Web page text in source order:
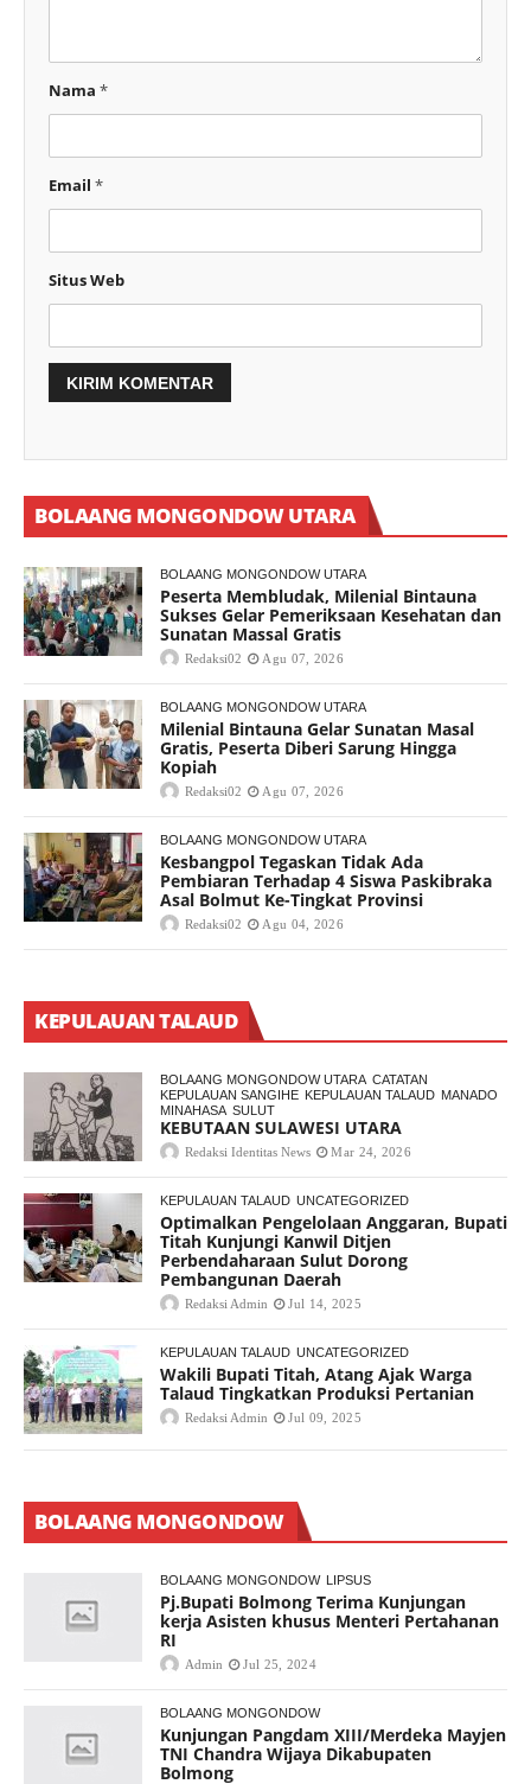
Nama *
Email *
Situs Web
BOLAANG MONGONDOW UTARA
BOLAANG MONGONDOW UTARA
Peserta Membludak, Milenial Bintauna
Sukses Gelar Pemeriksaan Kesehatan dan
Sunatan Massal Gratis
Redaksi02 Agu 07, 2026
BOLAANG MONGONDOW UTARA
Milenial Bintauna Gelar Sunatan Masal
Gratis, Peserta Diberi Sarung Hingga
Kopiah
Redaksi02 Agu 07, 2026
BOLAANG MONGONDOW UTARA
Kesbangpol Tegaskan Tidak Ada
Pembiaran Terhadap 4 Siswa Paskibraka
Asal Bolmut Ke-Tingkat Provinsi
Redaksi02 Agu 04, 2026
KEPULAUAN TALAUD
BOLAANG MONGONDOW UTARA CATATAN
KEPULAUAN SANGIHE KEPULAUAN TALAUD MANADO
MINAHASA SULUT
KEBUTAAN SULAWESI UTARA
Redaksi Identitas News Mar 24, 2026
KEPULAUAN TALAUD UNCATEGORIZED
Optimalkan Pengelolaan Anggaran, Bupati
Titah Kunjungi Kanwil Ditjen
Perbendaharaan Sulut Dorong
Pembangunan Daerah
Redaksi Admin Jul 14, 2025
KEPULAUAN TALAUD UNCATEGORIZED
Wakili Bupati Titah, Atang Ajak Warga
Talaud Tingkatkan Produksi Pertanian
Redaksi Admin Jul 09, 2025
BOLAANG MONGONDOW
BOLAANG MONGONDOW LIPSUS
Pj.Bupati Bolmong Terima Kunjungan
kerja Asisten khusus Menteri Pertahanan
RI
Admin Jul 25, 2024
BOLAANG MONGONDOW
Kunjungan Pangdam XIII/Merdeka Mayjen
TNI Chandra Wijaya Dikabupaten
Bolmong